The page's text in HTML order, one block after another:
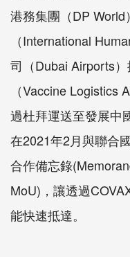
港務集團（DP
（International
司（Dubai Airports
（Vaccine Logistics
過杜拜運送至發展中
在2021年2月與聯合
合作備忘錄
MoU)，讓透過
能快速抵達。